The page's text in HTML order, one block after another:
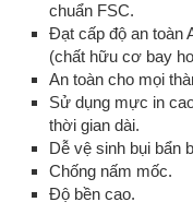
chuẩn FSC.
Đạt cấp độ an toàn
(chất hữu cơ bay
An toàn cho mọi
Sử dụng mực in
thời gian dài.
Dễ vệ sinh bụi bẩn
Chống nấm mốc.
Độ bền cao.